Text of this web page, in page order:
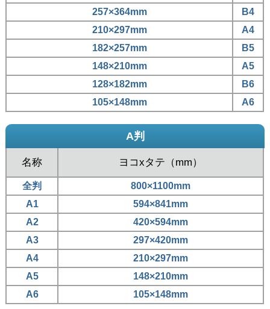
257×364mm
B4
210×297mm
A4
182×257mm
B5
148×210mm
A5
128×182mm
B6
105×148mm
A6
A判
名称 ヨコxタテ（mm）
全判
800×1100mm
A1
594×841mm
A2
420×594mm
A3
297×420mm
A4
210×297mm
A5
148×210mm
A6
105×148mm